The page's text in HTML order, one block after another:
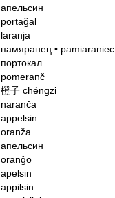
апельсин
portağal
laranja
памяранец • pamiaraniec
портокал
pomeranč
橙子 chéngzi
naranča
appelsin
oranža
апельсин
oranĝo
apelsin
appilsin